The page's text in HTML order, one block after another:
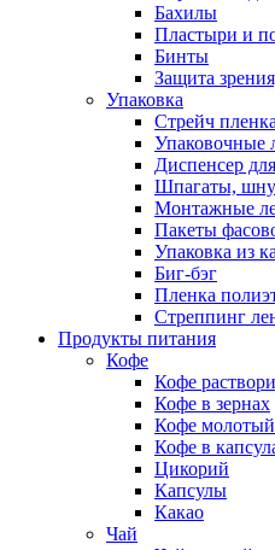
Бахилы
Пластыри и
Бинты
Защита
Упаковка
Стрейч пленка
Упаковочные
Диспенсер
Шпагаты,
Монтажные
Пакеты
Упаковка из
Биг-бэг
Пленка
Стреппинг
Продукты питания
Кофе
Кофе
Кофе в зернах
Кофе молотый
Кофе в
Цикорий
Капсулы
Какао
Чай